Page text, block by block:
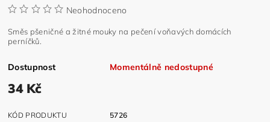
Neohodnoceno
Směs pšeničné a žitné mouky na pečení voňavých domácích
perníčků.
Dostupnost Momentálně nedostupné
34 Kč
KÓD PRODUKTU
5726